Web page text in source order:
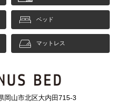
ベッド
マットレス
山市北区大内田715-3